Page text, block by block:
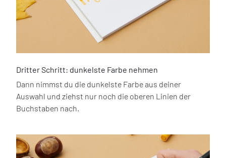
Dritter Schritt: dunkelste Farbe nehmen
Dann nimmst du die dunkelste Farbe aus deiner
Auswahl und ziehst nur noch die oberen Linien der
Buchstaben nach.